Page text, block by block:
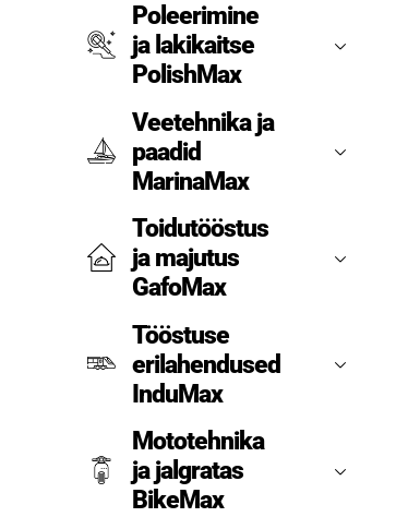
Poleerimine
ja lakikaitse
PolishMax
Veetehnika ja
paadid
MarinaMax
Toidutööstus
ja majutus
GafoMax
Tööstuse
erilahendused
InduMax
Mototehnika
ja jalgratas
BikeMax